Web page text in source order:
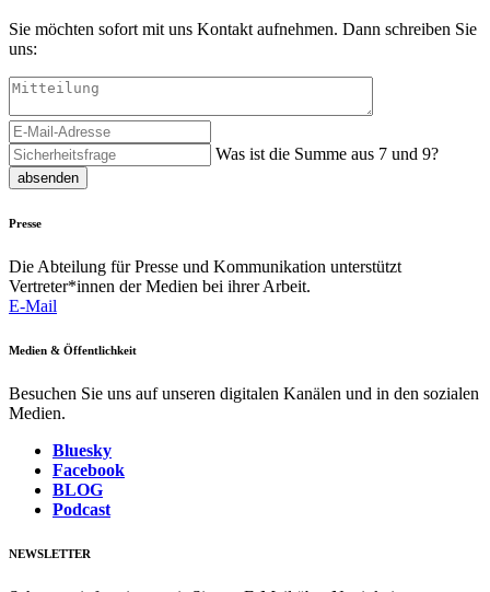
Sie möchten sofort mit uns Kontakt aufnehmen. Dann schreiben Sie
uns:
Was ist die Summe aus 7 und 9?
absenden
Presse
Die Abteilung für Presse und Kommunikation unterstützt
Vertreter*innen der Medien bei ihrer Arbeit.
E-Mail
Medien & Öffentlichkeit
Besuchen Sie uns auf unseren digitalen Kanälen und in den sozialen
Medien.
Bluesky
Facebook
BLOG
Podcast
NEWSLETTER